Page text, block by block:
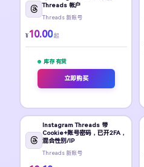
Threads 帐户
Threads 新账号
¥10.00 起
库存 有货
立即购买
Instagram Threads 带
Cookie+账号密码，已开2FA，
混合性别/IP
Threads 新账号